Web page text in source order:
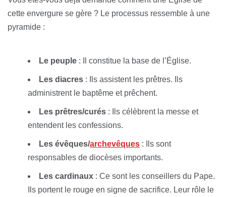
cette envergure se gère ? Le processus ressemble à une
pyramide :
Le peuple : Il constitue la base de l’Église.
Les diacres : Ils assistent les prêtres. Ils
administrent le baptême et prêchent.
Les prêtres/curés : Ils célèbrent la messe et
entendent les confessions.
Les évêques/archevêques : Ils sont
responsables de diocèses importants.
Les cardinaux : Ce sont les conseillers du Pape.
Ils portent le rouge en signe de sacrifice. Leur rôle le